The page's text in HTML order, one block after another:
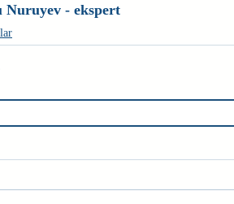
Nuruyev - ekspert